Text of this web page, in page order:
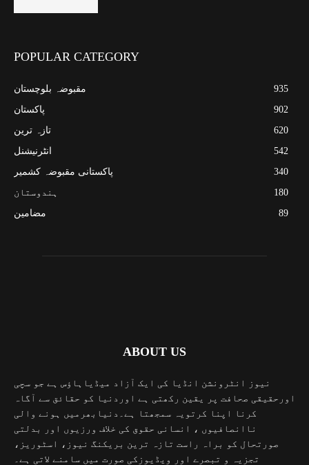
POPULAR CATEGORY
مقبوضہ بلوچستان
935
پاکستان
902
تازہ ترین
620
انٹرنیشنل
542
پاکستانی مقبوضہ کشمیر
340
ہندوستان
180
مضامین
89
ABOUT US
نیوز انٹرونشن انڈیا کی ایک آزاد میڈیاہاؤس ہے جو سچی
اورحقیقی صحافت پر یقین رکھتی ہے اوردنیا کو حقائق سے آگاہ
کرنا اپنا کرتویہ سمجھتا ہے۔دنیابھرمیں ہونے والی
ناانصافیوں ، انسانی حقوق کی خلاف ورزیوں اور بدلتی
صورتحال کو براہ راست تازہ ترین بریکنگ نیوز، اسٹوریز،
تجزیہ و تبصرے اور ویڈیوزکی صورت میں سامنے لاتی ہے۔